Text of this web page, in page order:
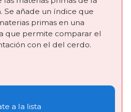
Se añade un índice que
primas en una
que permite comparar el
con el del cerdo.
a la lista